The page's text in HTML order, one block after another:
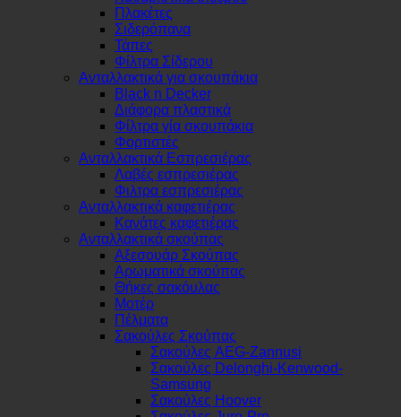
Πλακέτες
Σιδερόπανα
Τάπες
Φίλτρα Σίδερου
Ανταλλακτικά για σκουπάκια
Black n Decker
Διάφορα πλαστικά
Φίλτρα γία σκουπάκια
Φορτιστές
Ανταλλακτικά Εσπρεσιέρας
Λαβές εσπρεσιέρας
Φιλτρα εσπρεσιέρας
Ανταλλακτικά καφετιέρας
Κανάτες καφετιέρας
Ανταλλακτικά σκούπας
Αξεσουάρ Σκούπας
Αρωματικά σκούπας
Θήκες σακόυλας
Μοτέρ
Πέλματα
Σακούλες Σκούπας
Σακούλες AEG-Zannusi
Σακούλες Delonghi-Kenwood-
Samsung
Σακούλες Hoover